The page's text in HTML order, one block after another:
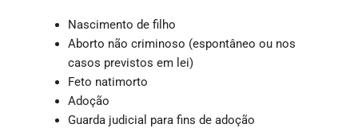
Nascimento de filho
Aborto não criminoso (espontâneo ou nos
casos previstos em lei)
Feto natimorto
Adoção
Guarda judicial para fins de adoção